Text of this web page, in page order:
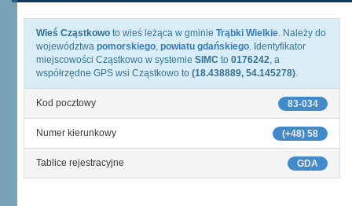
Wieś Cząstkowo to wieś leżąca w gminie Trąbki Wielkie. Należy do
województwa pomorskiego, powiatu gdańskiego. Identyfikator
miejscowości Cząstkowo w systemie SIMC to 0176242, a
współrzędne GPS wsi Cząstkowo to (18.438889, 54.145278).
83-034
Kod pocztowy
(+48) 58
Numer kierunkowy
GDA
Tablice rejestracyjne